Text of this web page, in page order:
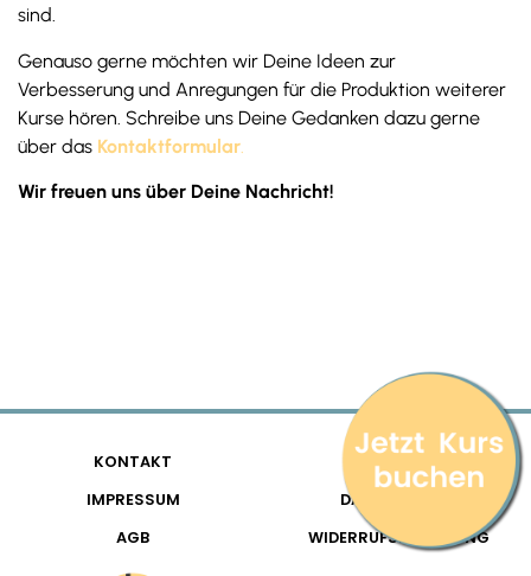
sind.
Genauso gerne möchten wir Deine Ideen zur
Verbesserung und Anregungen für die Produktion weiterer
Kurse hören. Schreibe uns Deine Gedanken dazu gerne
über das Kontaktformular.
Wir freuen uns über Deine Nachricht!
KONTAKT
IMPRESSUM
DATENSCHUTZ
AGB
WIDERRUFSBELEHRUNG